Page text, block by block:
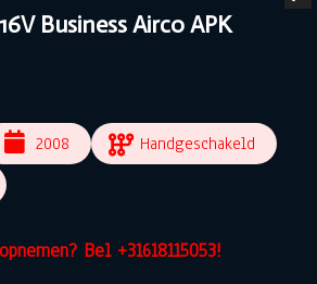
Business Airco APK
2008
Handgeschakeld
Bel +31618115053!